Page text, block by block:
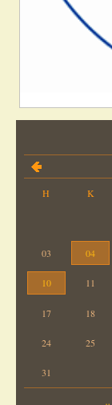
H K
03 04
10 11
17 18
24 25
31